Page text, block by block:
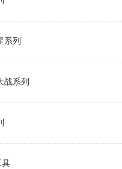
系列
战系列